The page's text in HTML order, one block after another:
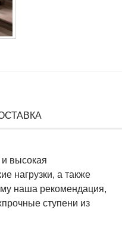
высокая
нагрузки, а также
наша рекомендация,
ступени из